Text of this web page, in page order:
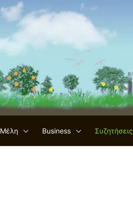
Μέλη Business Συζητήσεις